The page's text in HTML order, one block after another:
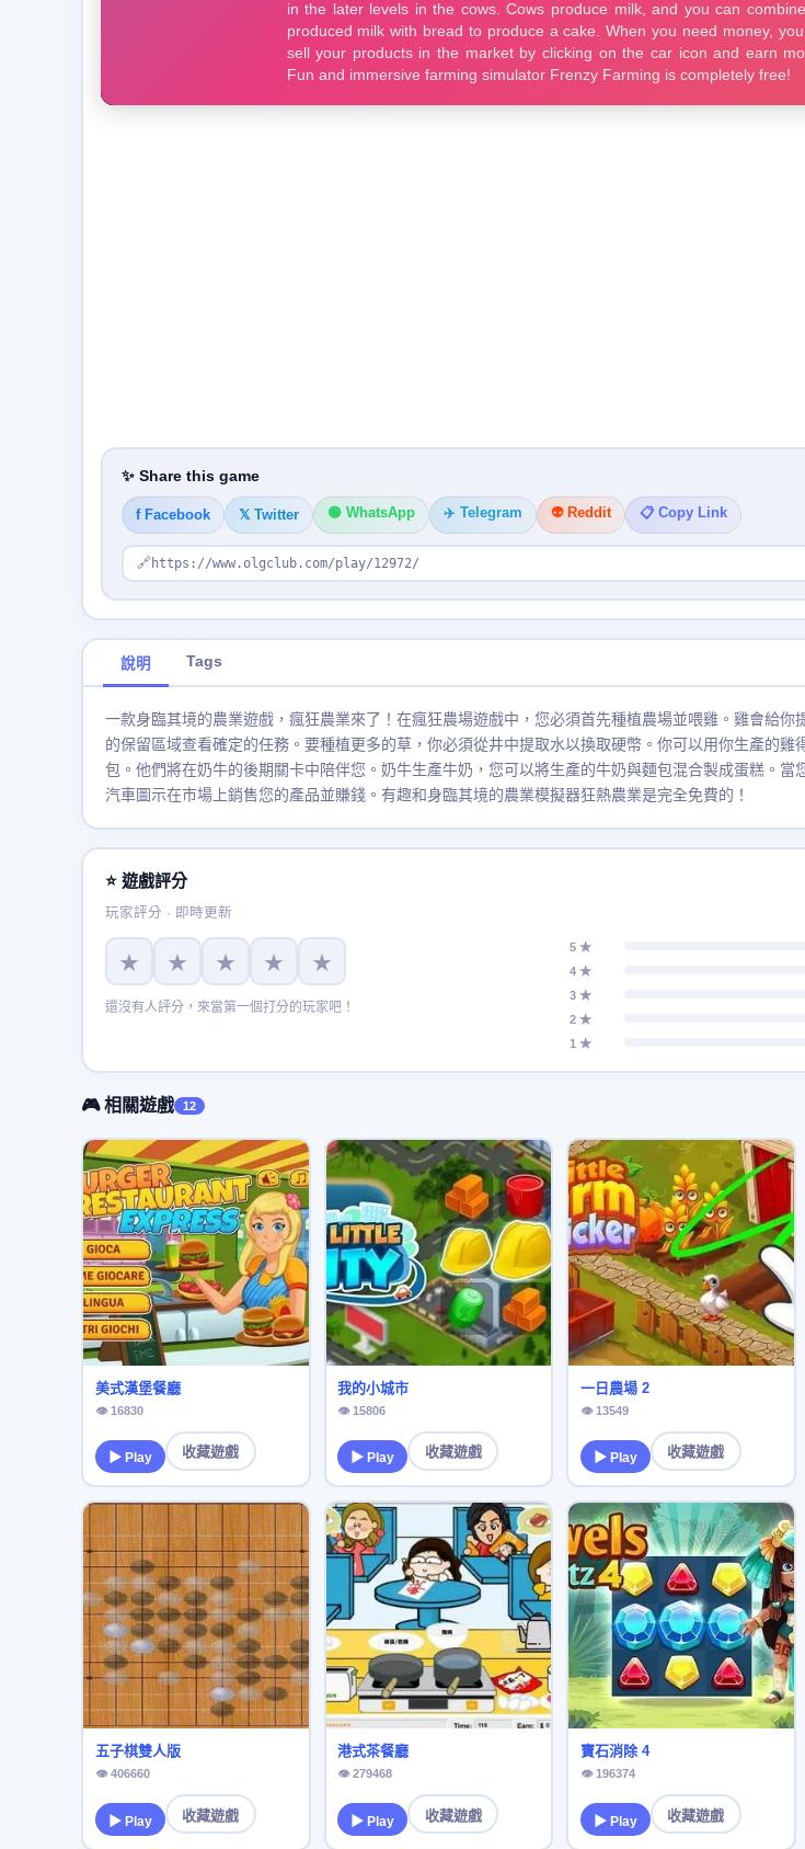
✨ Share this game
f Facebook 𝕏 Twitter 🟢 WhatsApp ✈️ Telegram 👽 Reddit 📋 Copy Link
🔗 https://www.olgclub.com/play/12972/
說明 Tags
一款身臨其境的農業遊戲，瘋狂農業來了！在瘋狂農場遊戲中，您必須首先種植農場並喂雞。雞會給你
的保留區域查看確定的任務。要種植更多的草，你必須從井中提取水以換取硬幣。你可以用你生產的雞
包。他們將在奶牛的後期關卡中陪伴您。奶牛生產牛奶，您可以將生產的牛奶與麵包混合製成蛋糕。當
汽車圖示在市場上銷售您的產品並賺錢。有趣和身臨其境的農業模擬器狂熱農業是完全免費的！
⭐ 遊戲評分
玩家評分 · 即時更新
★ ★ ★ ★ ★
還沒有人評分，來當第一個打分的玩家吧！
5 ★
4 ★
3 ★
2 ★
1 ★
🎮 相關遊戲 12
美式漢堡餐廳
👁 16830
▶ Play 收藏遊戲
我的小城市
👁 15806
▶ Play 收藏遊戲
一日農場 2
👁 13549
▶ Play 收藏遊戲
五子棋雙人版
👁 406660
▶ Play 收藏遊戲
港式茶餐廳
👁 279468
▶ Play 收藏遊戲
寶石消除 4
👁 196374
▶ Play 收藏遊戲